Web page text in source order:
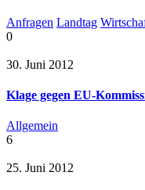
Anfragen Landtag
0
30. Juni 2012
Klage gegen EU-
Allgemein
6
25. Juni 2012